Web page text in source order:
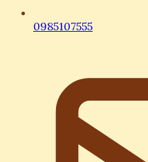
0985107555